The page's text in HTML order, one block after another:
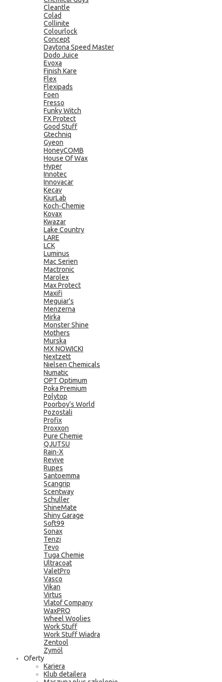
Cleantle
Colad
Collinite
Colourlock
Concept
Daytona Speed Master
Dodo Juice
Evoxa
Finish Kare
Flex
Flexipads
Foen
Fresso
Funky Witch
FX Protect
Good Stuff
Gtechniq
Gyeon
HoneyCOMB
House Of Wax
Hyper
Innotec
Innovacar
Kecav
KiurLab
Koch-Chemie
Kovax
Kwazar
Lake Country
LARE
LCK
Luminus
Mac Serien
Mactronic
Marolex
Max Protect
Maxifi
Meguiar's
Menzerna
Mirka
Monster Shine
Mothers
Murska
MX NOWICKI
Nextzett
Nielsen Chemicals
Numatic
OPT Optimum
Poka Premium
Polytop
Poorboy's World
Pozostali
Profix
Proxxon
Pure Chemie
QJUTSU
Rain-X
Revive
Rupes
Santoemma
Scangrip
Scentway
Schuller
ShineMate
Shiny Garage
Soft99
Sonax
Tenzi
Tevo
Tuga Chemie
Ultracoat
ValetPro
Vasco
Vikan
Virtus
Vlatof Company
WaxPRO
Wheel Woolies
Work Stuff
Work Stuff Wiadra
Zentool
Zymöl
Oferty
Kariera
Klub detailera